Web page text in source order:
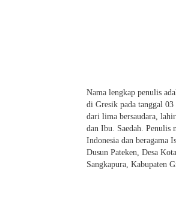
Nama lengkap penulis
di Gresik pada tanggal
dari lima bersaudara,
dan Ibu. Saedah. Penulis
Indonesia dan beragama
Dusun Pateken, Desa
Sangkapura, Kabupaten